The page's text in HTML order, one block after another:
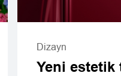
Dizayn
Yeni estetik